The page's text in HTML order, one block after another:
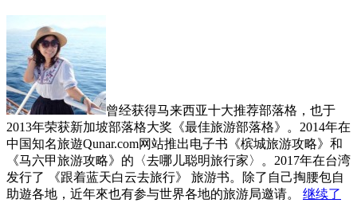
曾经获得马来西亚十大推荐部落格，也于
2013年荣获新加坡部落格大奖《最佳旅游部落格》。2014年在
中国知名旅遊Qunar.com网站推出电子书《槟城旅游攻略》和
《马六甲旅游攻略》的〈去哪儿聪明旅行家〉。2017年在台湾
发行了 《跟着蓝天白云去旅行》 旅游书。除了自己掏腰包自
助遊各地，近年來也有参与世界各地的旅游局邀请。 继续了